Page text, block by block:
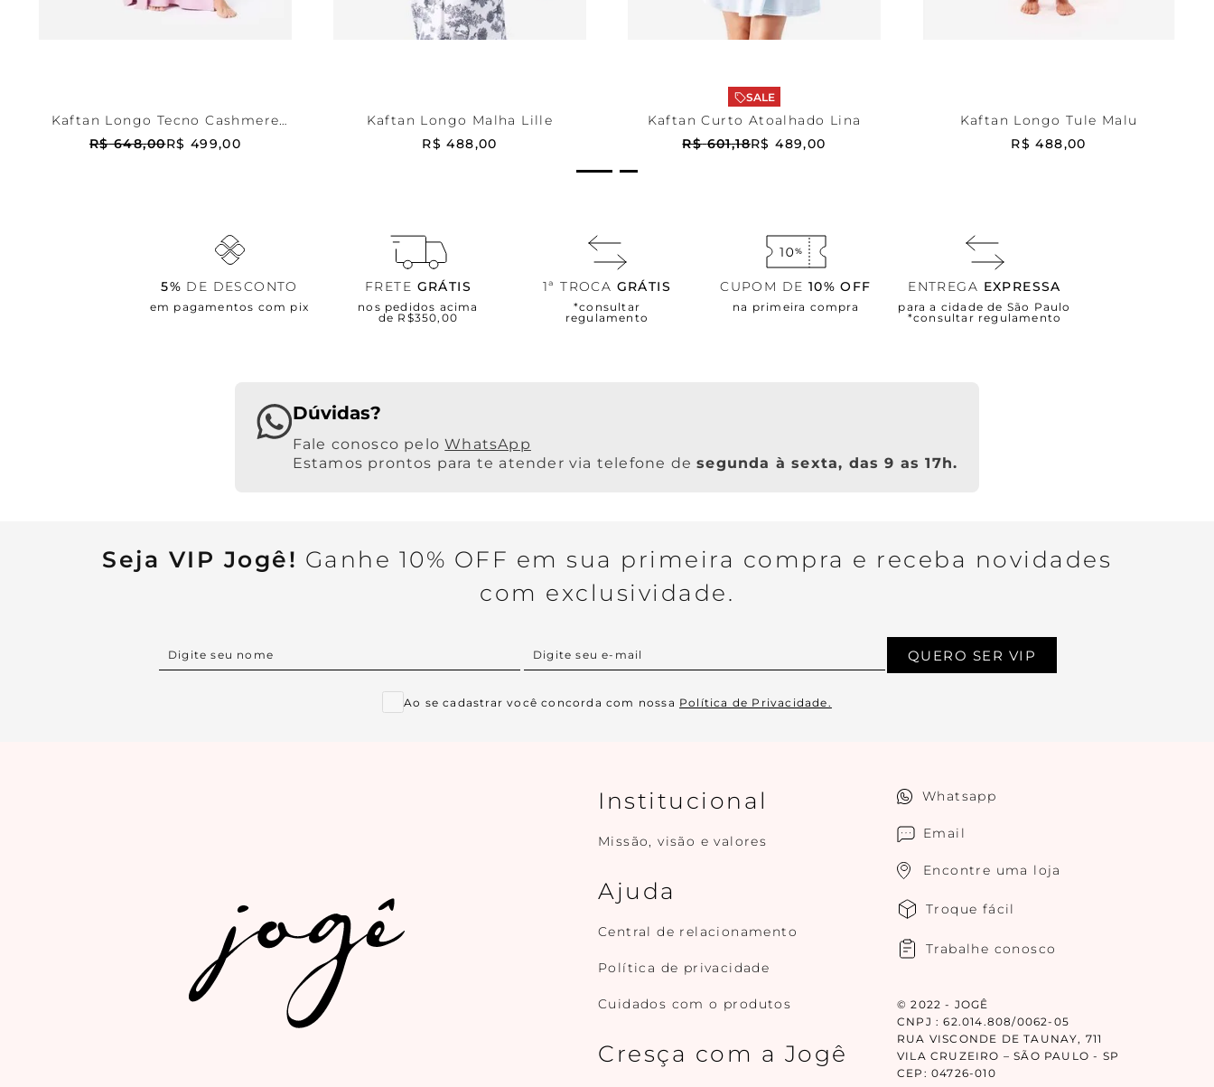
M
Kaftan Longo Tecno Cashmere
Peach
R$ 648,00R$ 499,00
Estampada G
Kaftan Longo Malha Lille
R$ 488,00
P
SALE
Kaftan Curto Atoalhado Lina
R$ 601,18R$ 489,00
Estampada P
Kaftan Longo Tule Malu
R$ 488,00
5% DE DESCONTO
em pagamentos com pix
FRETE GRÁTIS
nos pedidos acima
de R$350,00
1ª TROCA GRÁTIS
*consultar
regulamento
CUPOM DE 10% OFF
na primeira compra
ENTREGA EXPRESSA
para a cidade de São Paulo
*consultar regulamento
Dúvidas?
WhatsApp
Estamos prontos para te atender via telefone desegunda à sexta, das 9 as 17h.
Seja VIP Jogê! Ganhe 10% OFF em sua primeira compra e receba novidades
com exclusividade.
QUERO SER VIP
Ao se cadastrar você concorda com nossa Política de Privacidade.
Institucional
Missão, visão e valores
Ajuda
Central de relacionamento
Política de privacidade
Cuidados com o produtos
Cresça com a Jogê
Whatsapp
Email
Encontre uma loja
Troque fácil
Trabalhe conosco
© 2022 - JOGÊ
CNPJ : 62.014.808/0062-05
RUA VISCONDE DE TAUNAY, 711
VILA CRUZEIRO – SÃO PAULO - SP
CEP: 04726-010